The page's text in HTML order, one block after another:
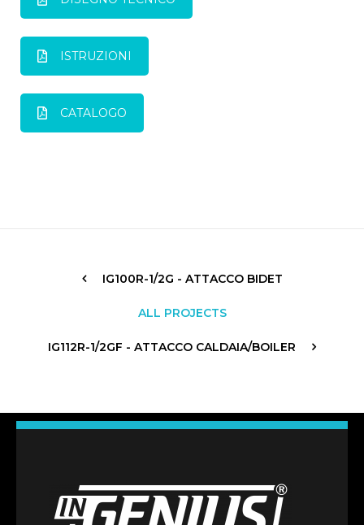
ISTRUZIONI
CATALOGO
IG100R-1/2G - ATTACCO BIDET
ALL PROJECTS
IG112R-1/2GF - ATTACCO CALDAIA/BOILER